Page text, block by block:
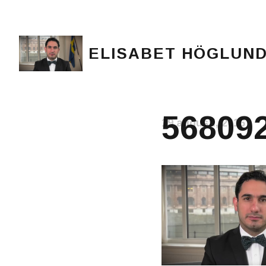
ELISABET HÖGLUND
19 augusti, 2016